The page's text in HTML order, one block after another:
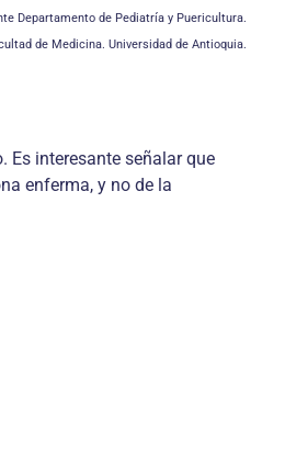
Departamento de Pediatría y Puericultura.
de Medicina. Universidad de Antioquia.
Es interesante señalar que
enferma, y no de la